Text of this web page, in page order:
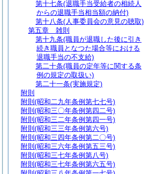
第十七条(退職手当受給者の相続人
からの退職手当相当額の納付)
第十八条(人事委員会の意見の聴取)
第五章
雑則
第十九条(職員が退職した後に引き
続き職員となつた場合等における
退職手当の不支給)
第二十条(職員の定年等に関する条
例の規定の取扱い)
第二十一条(実施規定)
附則
附則 (昭和二九年条例第七七号)
附則 (昭和三〇年条例第四二号)
附則 (昭和三二年条例第四一号)
附則 (昭和三三年条例第六号)
附則 (昭和三四年条例第二〇号)
附則 (昭和三六年条例第五三号)
附則 (昭和三七年条例第八号)
附則 (昭和三七年条例第六五号)